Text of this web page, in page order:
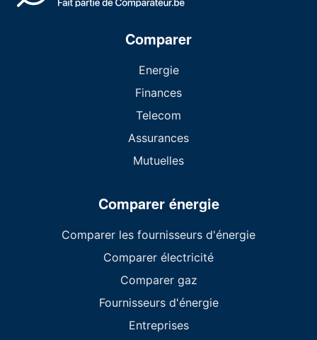
Comparer
Energie
Finances
Telecom
Assurances
Mutuelles
Comparer énergie
Comparer les fournisseurs d'énergie
Comparer électricité
Comparer gaz
Fournisseurs d'énergie
Entreprises